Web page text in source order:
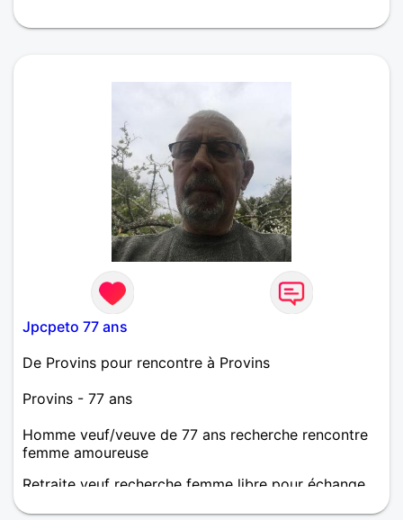
Jpcpeto 77 ans
De Provins pour rencontre à Provins
Provins - 77 ans
Homme veuf/veuve de 77 ans recherche rencontre
femme amoureuse
Retraite veuf recherche femme libre pour échange